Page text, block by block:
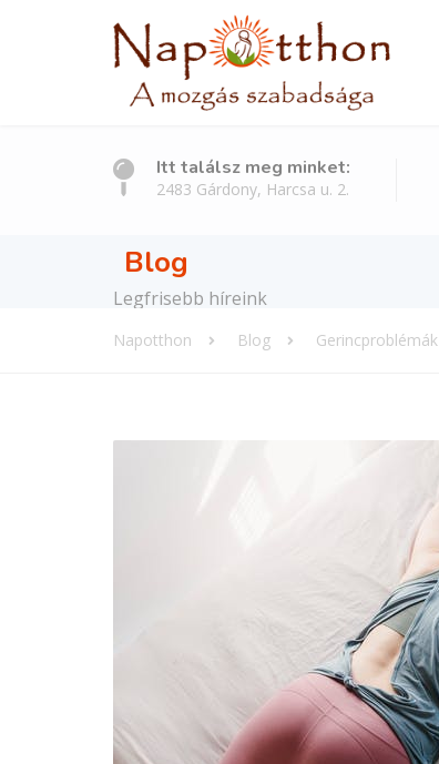
Itt találsz meg minket:
2483 Gárdony, Harcsa u. 2.
Blog
Legfrisebb híreink
Napotthon Blog Gerincproblémák